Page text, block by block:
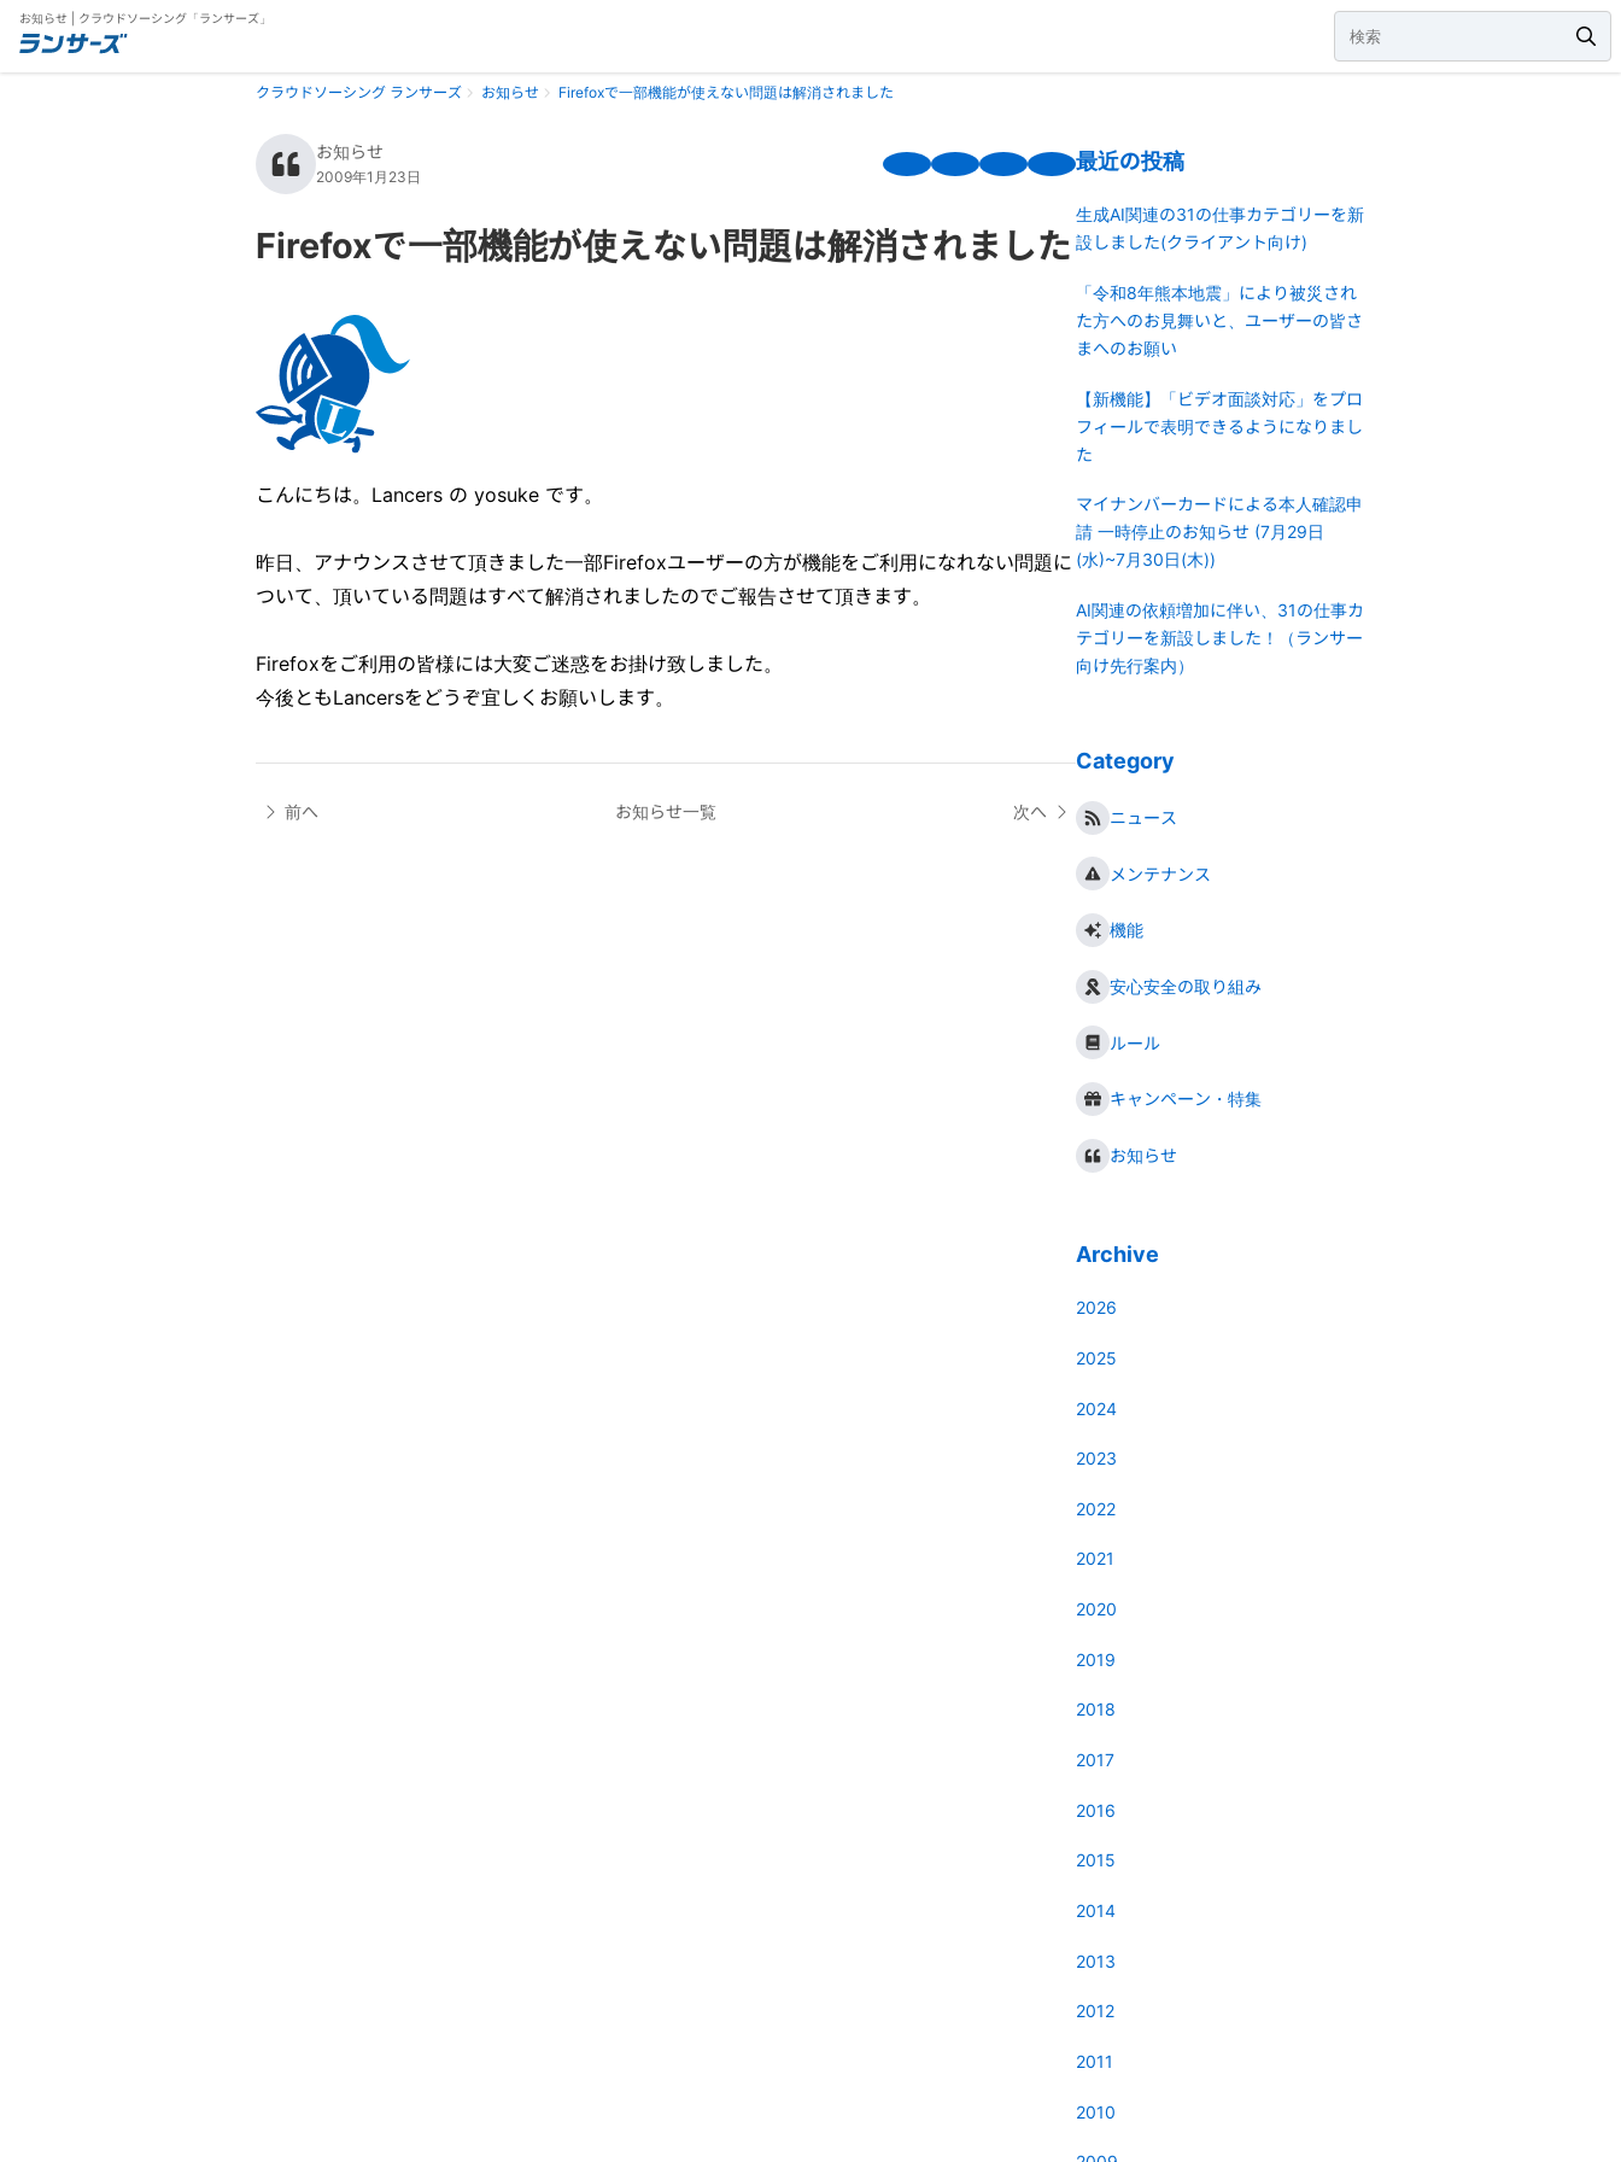
お知らせ | クラウドソーシング「ランサーズ」
クラウドソーシング ランサーズ お知らせ Firefoxで一部機能が使えない問題は解消されました
お知らせ
2009年1月23日
Firefoxで一部機能が使えない問題は解消されました
こんにちは。Lancers の yosuke です。
昨日、アナウンスさせて頂きました一部Firefoxユーザーの方が機能をご利用になれない問題に
ついて、頂いている問題はすべて解消されましたのでご報告させて頂きます。
Firefoxをご利用の皆様には大変ご迷惑をお掛け致しました。
今後ともLancersをどうぞ宜しくお願いします。
前へ お知らせ一覧 次へ
最近の投稿
生成AI関連の31の仕事カテゴリーを新
設しました(クライアント向け)
「令和8年熊本地震」により被災され
た方へのお見舞いと、ユーザーの皆さ
まへのお願い
【新機能】「ビデオ面談対応」をプロ
フィールで表明できるようになりまし
た
マイナンバーカードによる本人確認申
請 一時停止のお知らせ (7月29日
(水)~7月30日(木))
AI関連の依頼増加に伴い、31の仕事カ
テゴリーを新設しました！（ランサー
向け先行案内）
Category
ニュース
メンテナンス
機能
安心安全の取り組み
ルール
キャンペーン・特集
お知らせ
Archive
2026
2025
2024
2023
2022
2021
2020
2019
2018
2017
2016
2015
2014
2013
2012
2011
2010